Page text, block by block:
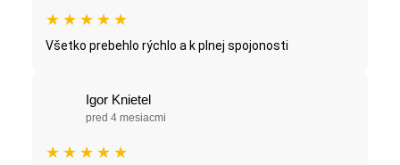
★ ★ ★ ★ ★
Všetko prebehlo rýchlo a k plnej spojonosti
Igor Knietel
pred 4 mesiacmi
★ ★ ★ ★ ★